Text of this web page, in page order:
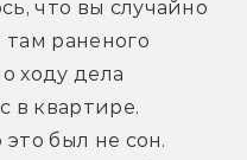
что вы случайно
там раненого
ходу дела
в квартире.
был не сон.